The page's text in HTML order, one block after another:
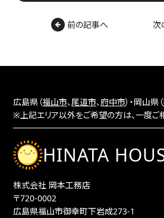
前の記事へ 次
広島県（福山市、尾道市、府中市）・岡山県（
※上記エリア以外をご希望の方は、一度ご
HINATA
株式会社 岡本工務店
〒720-0002
広島県福山市御幸町下岩成273-1